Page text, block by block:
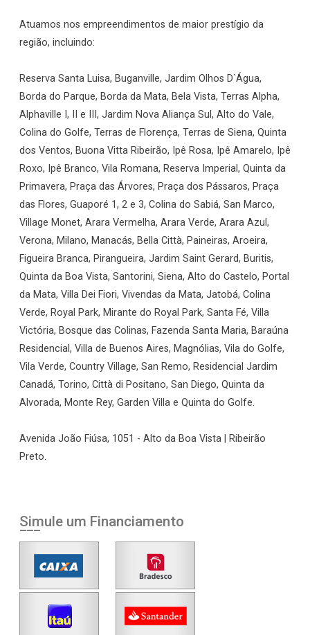
Atuamos nos empreendimentos de maior prestígio da
região, incluindo:
Reserva Santa Luisa, Buganville, Jardim Olhos D`Água,
Borda do Parque, Borda da Mata, Bela Vista, Terras Alpha,
Alphaville I, II e III, Jardim Nova Aliança Sul, Alto do Vale,
Colina do Golfe, Terras de Florença, Terras de Siena, Quinta
dos Ventos, Buona Vitta Ribeirão, Ipê Rosa, Ipê Amarelo, Ipê
Roxo, Ipê Branco, Vila Romana, Reserva Imperial, Quinta da
Primavera, Praça das Árvores, Praça dos Pássaros, Praça
das Flores, Guaporé 1, 2 e 3, Colina do Sabiá, San Marco,
Village Monet, Arara Vermelha, Arara Verde, Arara Azul,
Verona, Milano, Manacás, Bella Città, Paineiras, Aroeira,
Figueira Branca, Pirangueira, Jardim Saint Gerard, Buritis,
Quinta da Boa Vista, Santorini, Siena, Alto do Castelo, Portal
da Mata, Villa Dei Fiori, Vivendas da Mata, Jatobá, Colina
Verde, Royal Park, Mirante do Royal Park, Santa Fé, Villa
Victória, Bosque das Colinas, Fazenda Santa Maria, Baraúna
Residencial, Villa de Buenos Aires, Magnólias, Vila do Golfe,
Vila Verde, Country Village, San Remo, Residencial Jardim
Canadá, Torino, Città di Positano, San Diego, Quinta da
Alvorada, Monte Rey, Garden Villa e Quinta do Golfe.
Avenida João Fiúsa, 1051 - Alto da Boa Vista | Ribeirão
Preto.
Simule um Financiamento